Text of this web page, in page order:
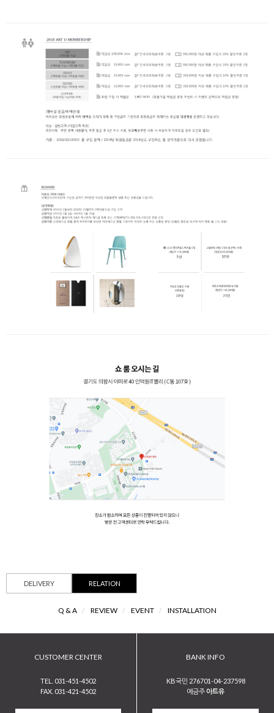
DELIVERY RELATION
Q & A / REVIEW / EVENT / INSTALLATION
CUSTOMER CENTER
TEL. 031-451-4502
FAX. 031-421-4502
BANK INFO
KB국민 276701-04-237598
예금주 아트유